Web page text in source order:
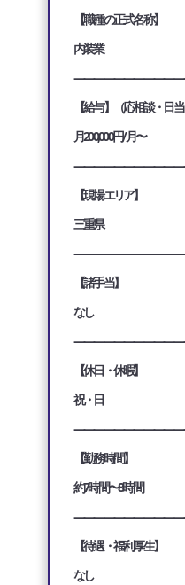
【職種の正式名称】
内装業
【給与】（応相談・日
月200,000円/月〜
【現場エリア】
三重県
【諸手当】
なし
【休日・休暇】
祝・日
【勤務時間】
約7時間〜8時間
【待遇・福利厚生】
なし